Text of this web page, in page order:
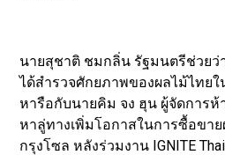
นายสุชาติ ชมกลิ่น รัฐมนตรีช่วย
ได้สำรวจศักยภาพของผลไม้ไทยใ
หารือกับนายคิม จง ฮุน ผู้จัดการห้
หาลู่ทางเพิ่มโอกาสในการซื้อขา
กรุงโซล หลังร่วมงาน IGNITE